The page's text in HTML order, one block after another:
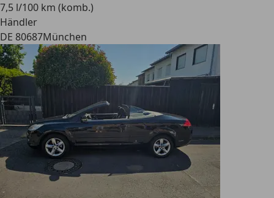
7,5 l/100 km (komb.)
Händler
DE 80687München